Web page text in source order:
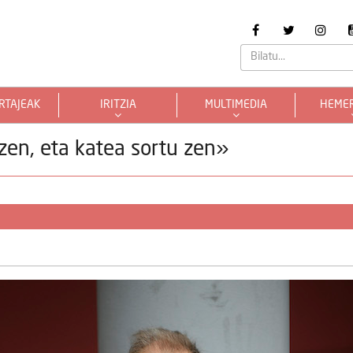
IRITZIA MULTIMEDIA
eta katea sortu zen»